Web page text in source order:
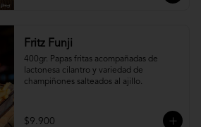
Fritz Funji
400gr. Papas fritas acompañadas de
lactonesa cilantro y variedad de
champiñones salteados al ajillo.
$9.900